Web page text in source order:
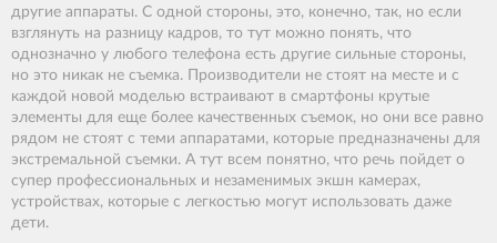
другие аппараты. С одной стороны, это, конечно, так, но если
взглянуть на разницу кадров, то тут можно понять, что
однозначно у любого телефона есть другие сильные стороны,
но это никак не съемка. Производители не стоят на месте и с
каждой новой моделью встраивают в смартфоны крутые
элементы для еще более качественных съемок, но они все равно
рядом не стоят с теми аппаратами, которые предназначены для
экстремальной съемки. А тут всем понятно, что речь пойдет о
супер профессиональных и незаменимых экшн камерах,
устройствах, которые с легкостью могут использовать даже
дети.